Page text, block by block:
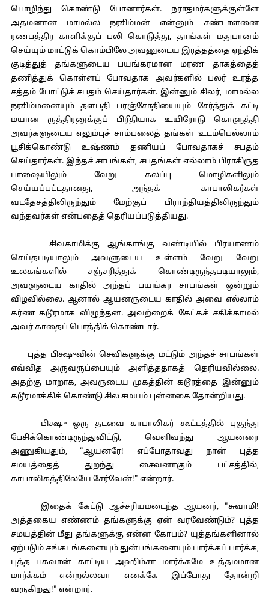
பொழிந்து கொண்டு போனார்கள். நராதமர்களுக்குள்ளே
அதமனான மாமல்ல நரசிம்மன் என்னும் சண்டாளனை
ரணபத்திர காளிக்குப் பலி கொடுத்து, தாங்கள் மதுபானம்
செய்யும் மாட்டுக் கொம்பிலே அவனுடைய இரத்தத்தை ஏந்திக்
குடித்துத் தங்களுடைய பயங்கரமான மரண தாகத்தைத்
தணித்துக் கொள்ளப் போவதாக அவர்களில் பலர் உரத்த
சத்தம் போட்டுச் சபதம் செய்தார்கள். இன்னும் சிலர், மாமல்ல
நரசிம்மனையும் தளபதி பரஞ்சோதியையும் சேர்த்துக் கட்டி
மயான ருத்திரனுக்குப் பிரீதியாக உயிரோடு கொளுத்தி
அவர்களுடைய எலும்புச் சாம்பலைத் தங்கள் உடம்பெல்லாம்
பூசிக்கொண்டு உஷ்ணம் தணியப் போவதாகச் சபதம்
செய்தார்கள். இந்தச் சாபங்கள், சபதங்கள் எல்லாம் பிராகிருத
பாஷையிலும் வேறு கலப்பு மொழிகளிலும்
செய்யப்பட்டதானது, அந்தக் காபாலிகர்கள்
வடதேசத்திலிருந்தும் மேற்குப் பிராந்தியத்திலிருந்தும்
வந்தவர்கள் என்பதைத் தெரியப்படுத்தியது.
சிவகாமிக்கு ஆங்காங்கு வண்டியில் பிரயாணம்
செய்தபடியாலும் அவளுடைய உள்ளம் வேறு வேறு
உலகங்களில் சஞ்சரித்துக் கொண்டிருந்தபடியாலும்,
அவளுடைய காதில் அந்தப் பயங்கர சாபங்கள் ஒன்றும்
விழவில்லை. ஆனால் ஆயனருடைய காதில் அவை எல்லாம்
கர்ண கடூரமாக விழுந்தன. அவற்றைக் கேட்கச் சகிக்காமல்
அவர் காதைப் பொத்திக் கொண்டார்.
புத்த பிக்ஷுவின் செவிகளுக்கு மட்டும் அந்தச் சாபங்கள்
எவ்வித அருவருப்பையும் அளித்ததாகத் தெரியவில்லை.
அதற்கு மாறாக, அவருடைய முகத்தின் கடூரத்தை இன்னும்
கடூரமாக்கிக் கொண்டு சில சமயம் புன்னகை தோன்றியது.
பிக்ஷு ஒரு தடவை காபாலிகர் கூட்டத்தில் புகுந்து
பேசிக்கொண்டிருந்துவிட்டு, வெளிவந்து ஆயனரை
அணுகியதும், "ஆயனரே! எப்போதாவது நான் புத்த
சமயத்தைத் துறந்து சைவனாகும் பட்சத்தில்,
காபாலிகத்திலேயே சேர்வேன்!" என்றார்.
இதைக் கேட்டு ஆச்சரியமடைந்த ஆயனர், "சுவாமி!
அத்தகைய எண்ணம் தங்களுக்கு ஏன் வரவேண்டும்? புத்த
சமயத்தின் மீது தங்களுக்கு என்ன கோபம்? யுத்தங்களினால்
ஏற்படும் சங்கடங்களையும் துன்பங்களையும் பார்க்கப் பார்க்க,
புத்த பகவான் காட்டிய அஹிம்சா மார்க்கமே உத்தமமான
மார்க்கம் என்றல்லவா எனக்கே இப்போது தோன்றி
வருகிறது!" என்றார்.